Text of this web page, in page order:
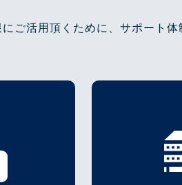
ご活用頂くために、サポート